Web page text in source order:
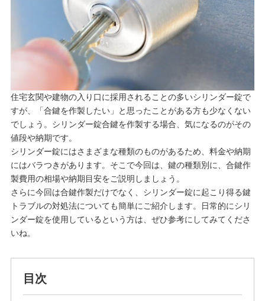
住宅玄関や建物の入り口に採用されることの多いシリンダー錠で
すが、「合鍵を作製したい」と思ったことがある方も少なくない
でしょう。シリンダー錠合鍵を作製する場合、気になるのがその
値段や納期です。
シリンダー錠にはさまざまな種類のものがあるため、料金や納期
にはバラつきがあります。そこで今回は、鍵の種類別に、合鍵作
製費用の相場や納期目安をご説明しましょう。
さらに今回は合鍵作製だけでなく、シリンダー錠に起こり得る鍵
トラブルの対処法についても簡単にご紹介します。日常的にシリ
ンダー錠を使用しているという方は、ぜひ参考にしてみてくださ
いね。
目次